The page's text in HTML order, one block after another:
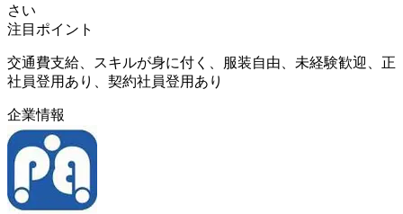
さい
注目ポイント
交通費支給、スキルが身に付く、服装自由、未経験歓迎、正
社員登用あり、契約社員登用あり
企業情報